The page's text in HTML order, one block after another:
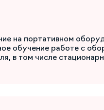
на портативном
обучение работе с
в том числе